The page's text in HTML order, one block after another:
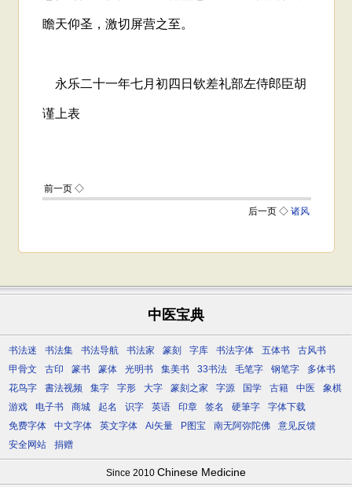
中医宝典
书法迷 书法集 书法导航 书法家 篆刻 字库 书法字体 五体书
古风书
甲骨文
古印 篆书 篆体 光明书 集美书 33书法 毛笔字 钢笔字
多体书
花鸟字
書法视频 集字 字形 大字 篆刻之家 字源 国学 古籍 中医
象棋
游戏
电子书 商城 起名 识字 英语 印章 签名 硬筆字
字体下载
免费字体
中文字体 英文字体 Ai矢量 P图宝 南无阿弥陀佛
意见反馈
安全网站
捐赠
Since 2010 Chinese Medicine